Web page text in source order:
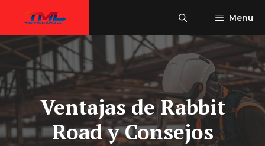
Menu
Ventajas de Rabbit
Road y Consejos